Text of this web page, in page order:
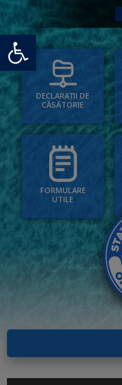
Deschide bara de unelte
DECLARAȚII DE
CĂSĂTORIE
FORMULARE
UTILE